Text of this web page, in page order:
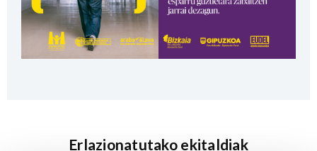
Erlazionatutako ekitaldiak